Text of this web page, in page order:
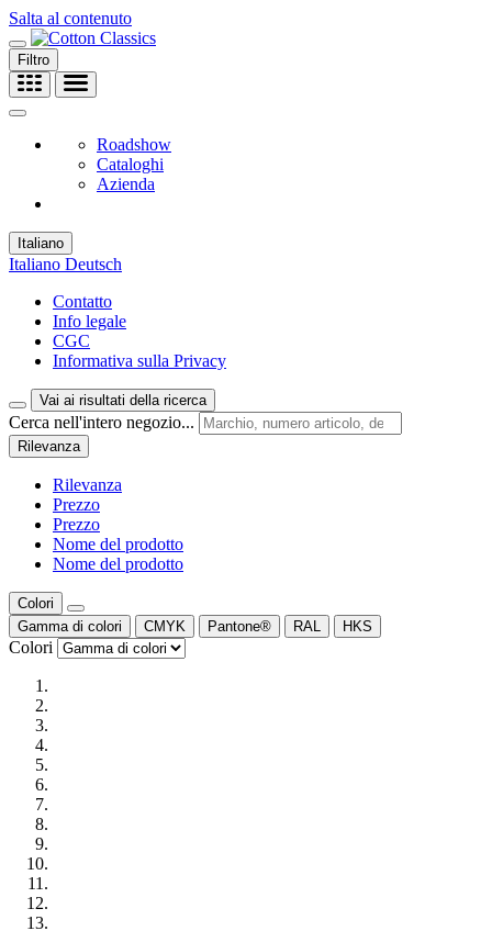
Salta al contenuto
Filtro
Roadshow
Cataloghi
Azienda
Italiano
Italiano Deutsch
Contatto
Info legale
CGC
Informativa sulla Privacy
Vai ai risultati della ricerca
Cerca nell'intero negozio...
Rilevanza
Rilevanza
Prezzo
Prezzo
Nome del prodotto
Nome del prodotto
Colori
Gamma di colori
CMYK Pantone® RAL HKS
Colori